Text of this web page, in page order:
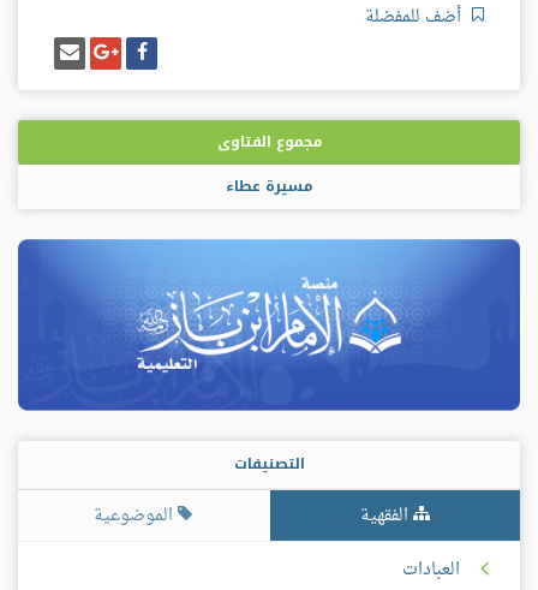
أضف للمفضلة
شارك
على
فيسبوك
شارك
على
غوغل
بلس
إرسل
إيميل
مجموع الفتاوى
مسيرة عطاء
التصنيفات
الفقهية
الموضوعية
العبادات